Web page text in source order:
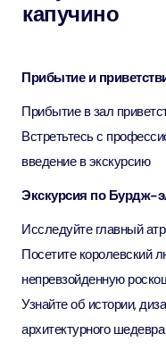
капучино
Прибытие и
Прибытие в зал
Встретьтесь с
введение в экскурсию
Экскурсия по Бурдж-
Исследуйте главный
Посетите королевский
непревзойденную
Узнайте об истории,
архитектурного шедевра